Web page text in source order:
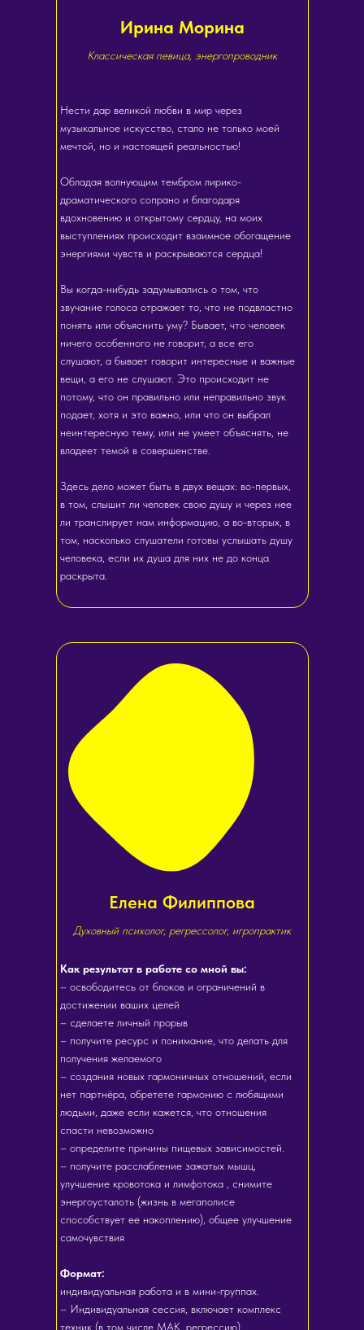
Нести дар великой любви в мир через
музыкальное искусство, стало не только моей
мечтой, но и настоящей реальностью!
Обладая волнующим тембром лирико-
драматического сопрано и благодаря
вдохновению и открытому сердцу, на моих
выступлениях происходит взаимное обогащение
энергиями чувств и раскрываются сердца!
Вы когда-нибудь задумывались о том, что
звучание голоса отражает то, что не подвластно
понять или объяснить уму? Бывает, что человек
ничего особенного не говорит, а все его
слушают, а бывает говорит интересные и важные
вещи, а его не слушают. Это происходит не
потому, что он правильно или неправильно звук
подает, хотя и это важно, или что он выбрал
неинтересную тему, или не умеет объяснять, не
владеет темой в совершенстве.
Здесь дело может быть в двух вещах: во-первых,
в том, слышит ли человек свою душу и через нее
ли транслирует нам информацию, а во-вторых, в
том, насколько слушатели готовы услышать душу
человека, если их душа для них не до конца
раскрыта.
Классическая певица, энергопроводник
Ирина Морина
Как результат в работе со мной вы:
– освободитесь от блоков и ограничений в
достижении ваших целей
– сделаете личный прорыв
– получите ресурс и понимание, что делать для
получения желаемого
– создания новых гармоничных отношений, если
нет партнёра, обретете гармонию с любящими
людьми, даже если кажется, что отношения
спасти невозможно
– определите причины пищевых зависимостей.
– получите расслабление зажатых мышц,
улучшение кровотока и лимфотока , снимите
энергоусталоть (жизнь в мегаполисе
способствует ее накоплению), общее улучшение
самочувствия
Формат:
индивидуальная работа и в мини-группах.
– Индивидуальная сессия, включает комплекс
техник (в том числе МАК, регрессию)
Духовный психолог, регрессолог, игропрактик
Елена Филиппова